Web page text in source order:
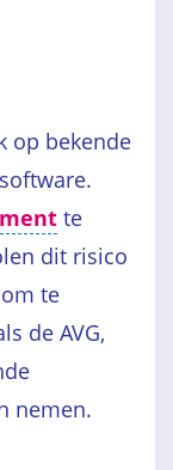
op bekende
te
dit risico
te
de AVG,
nemen.